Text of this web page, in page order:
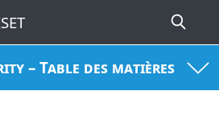
– Table des matières